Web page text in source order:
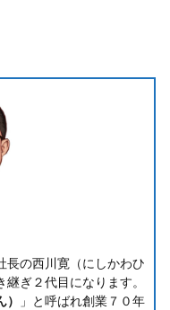
長の西川寛（にしかわひ
ぎ２代目になります。
」と呼ばれ創業７０年